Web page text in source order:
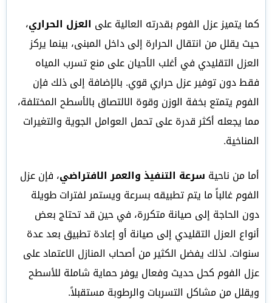
كما يتميز عزل الفوم بقدرته العالية على العزل الحراري،
حيث يقلل من انتقال الحرارة إلى داخل المبنى، بينما يركز
العزل التقليدي في أغلب الأحيان على منع تسرب المياه
فقط دون توفير عزل حراري قوي. بالإضافة إلى ذلك فإن
الفوم يتمتع بخفة الوزن وقوة الالتصاق بالأسطح المختلفة،
مما يجعله أكثر قدرة على تحمل العوامل الجوية والتغيرات
المناخية.
أما من ناحية سرعة التنفيذ والعمر الافتراضي، فإن عزل
الفوم غالباً ما يتم تطبيقه بسرعة ويستمر لفترات طويلة
دون الحاجة إلى صيانة متكررة، في حين قد تحتاج بعض
أنواع العزل التقليدي إلى صيانة أو إعادة تطبيق بعد عدة
سنوات. لذلك يفضل الكثير من أصحاب المنازل الاعتماد على
عزل الفوم كحل حديث وفعال يوفر حماية شاملة للأسطح
ويقلل من مشاكل التسربات والرطوبة مستقبلاً.